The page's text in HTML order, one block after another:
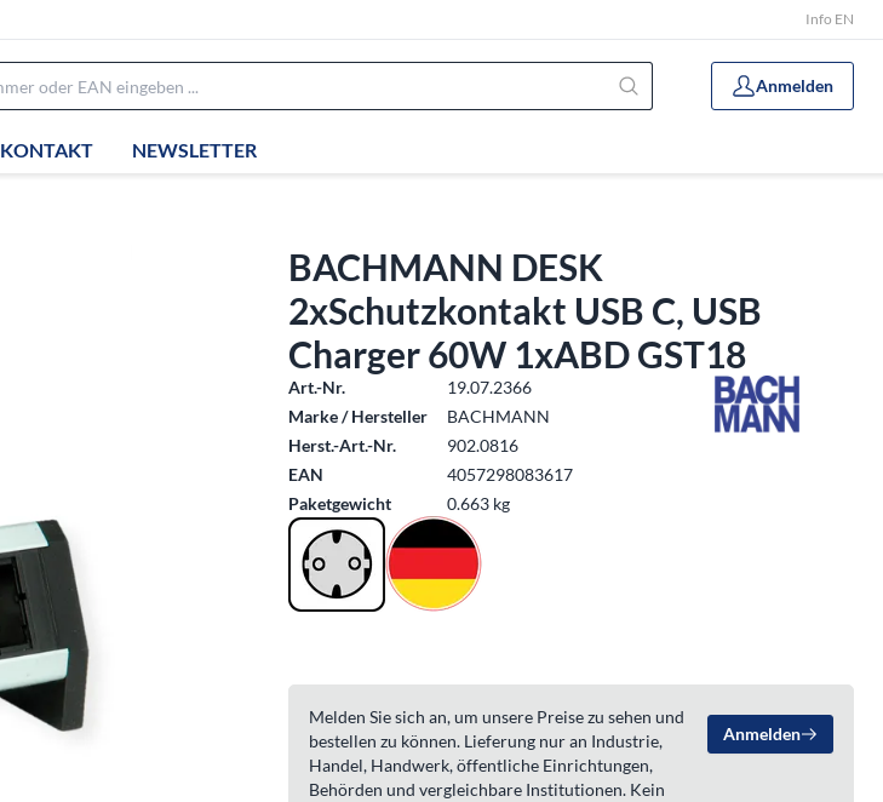
Info EN
Anmelden
KONTAKT NEWSLETTER
BACHMANN DESK
2xSchutzkontakt USB C, USB
Charger 60W 1xABD GST18
Art.-Nr.
19.07.2366
Marke / Hersteller
BACHMANN
Herst.-Art.-Nr.
902.0816
EAN
4057298083617
Paketgewicht
0.663 kg
Melden Sie sich an, um unsere Preise zu sehen und
bestellen zu können. Lieferung nur an Industrie,
Handel, Handwerk, öffentliche Einrichtungen,
Behörden und vergleichbare Institutionen. Kein
Anmelden